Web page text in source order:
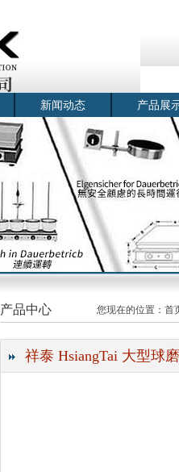
新闻动态 产品展
产品中心 您现在的位置： 首
祥泰 HsiangTai 大型球